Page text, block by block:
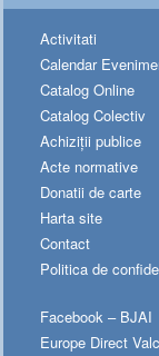
Activitati
Calendar
Catalog Online
Catalog Colectiv
Achiziții publice
Acte normative
Donatii de carte
Harta site
Contact
Politica de
Facebook – BJAI
Europe Direct